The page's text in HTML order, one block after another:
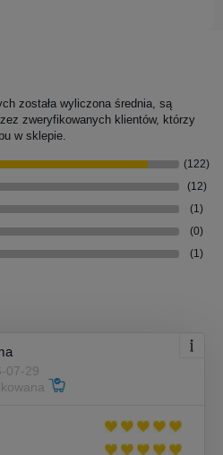
została wyliczona średnia, są
zweryfikowanych klientów, którzy
w sklepie.
(122)
(12)
(1)
(0)
(1)
07-29